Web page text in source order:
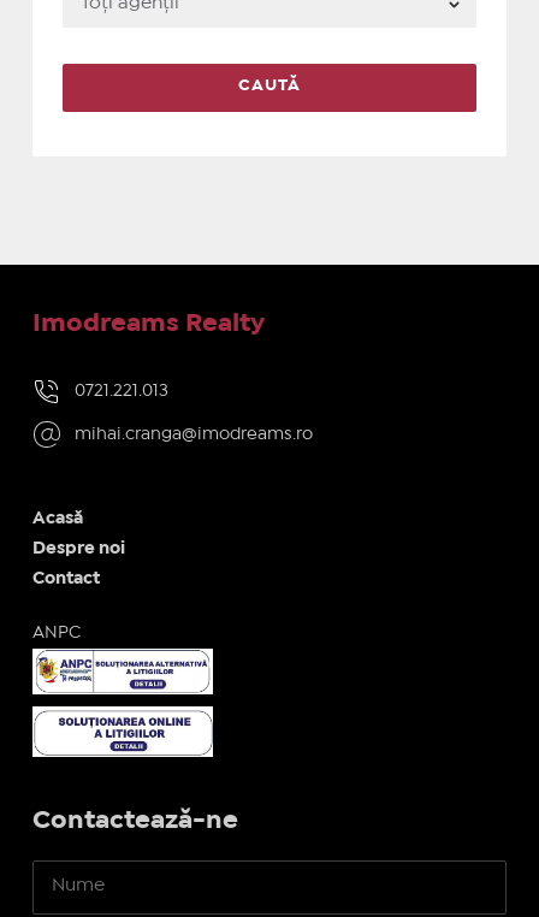
Imodreams Realty
0721.221.013
mihai.cranga@imodreams.ro
Acasă
Despre noi
Contact
ANPC
Contactează-ne